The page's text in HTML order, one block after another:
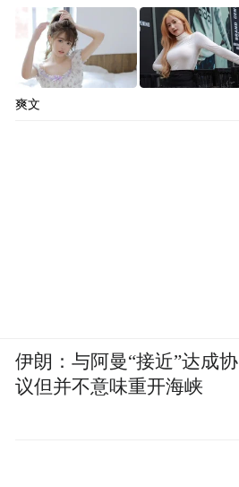
爽文
伊朗：与阿曼“接近”达成协
议但并不意味重开海峡